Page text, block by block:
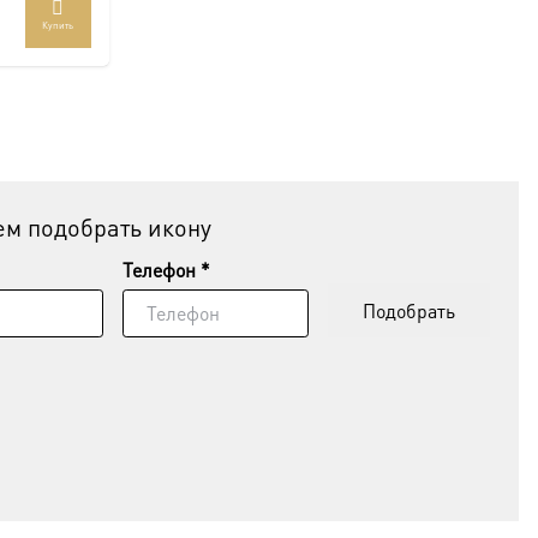
Купить
подобрать икону
Телефон *
Подобрать